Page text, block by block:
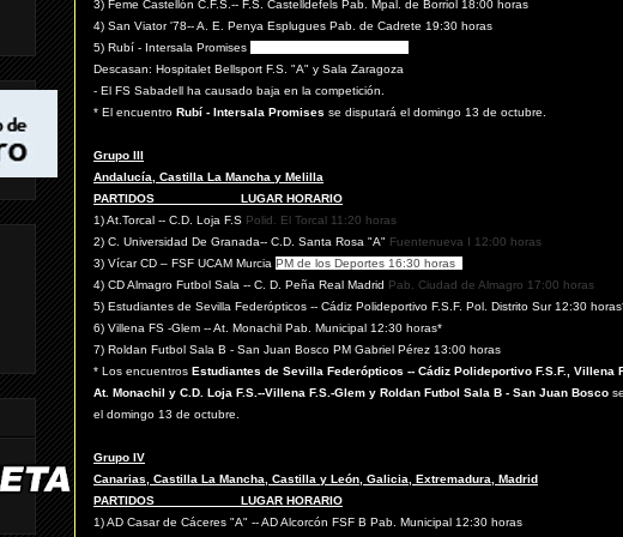
3) Feme Castellón C.F.S.-- F.S. Castelldefels Pab. Mpal. de Borriol 18:00 horas
4) San Viator '78-- A. E. Penya Esplugues Pab. de Cadrete 19:30 horas
5) Rubí - Intersala Promises
Descasan: Hospitalet Bellsport F.S. "A" y Sala Zaragoza
- El FS Sabadell ha causado baja en la competición.
* El encuentro Rubí - Intersala Promises se disputará el domingo 13 de octubre.
Grupo III
Andalucía, Castilla La Mancha y Melilla
PARTIDOS LUGAR HORARIO
1) At.Torcal -- C.D. Loja F.S Polid. El Torcal 11:20 horas
2) C. Universidad De Granada-- C.D. Santa Rosa "A" Fuentenueva I 12:00 horas
3) Vícar CD – FSF UCAM Murcia PM de los Deportes 16:30 horas
4) CD Almagro Futbol Sala -- C. D. Peña Real Madrid Pab. Ciudad de Almagro 17:00 horas
5) Estudiantes de Sevilla Federópticos -- Cádiz Polideportivo F.S.F. Pol. Distrito Sur 12:30
6) Villena FS -Glem -- At. Monachil Pab. Municipal 12:30 horas*
7) Roldan Futbol Sala B - San Juan Bosco PM Gabriel Pérez 13:00 horas
* Los encuentros Estudiantes de Sevilla Federópticos -- Cádiz Polideportivo F.S.F., Villena
At. Monachil y C.D. Loja F.S.--Villena F.S.-Glem y Roldan Futbol Sala B - San Juan Bosco
el domingo 13 de octubre.
Grupo IV
Canarias, Castilla La Mancha, Castilla y León, Galicia, Extremadura, Madrid
PARTIDOS LUGAR HORARIO
1) AD Casar de Cáceres "A" -- AD Alcorcón FSF B Pab. Municipal 12:30 horas